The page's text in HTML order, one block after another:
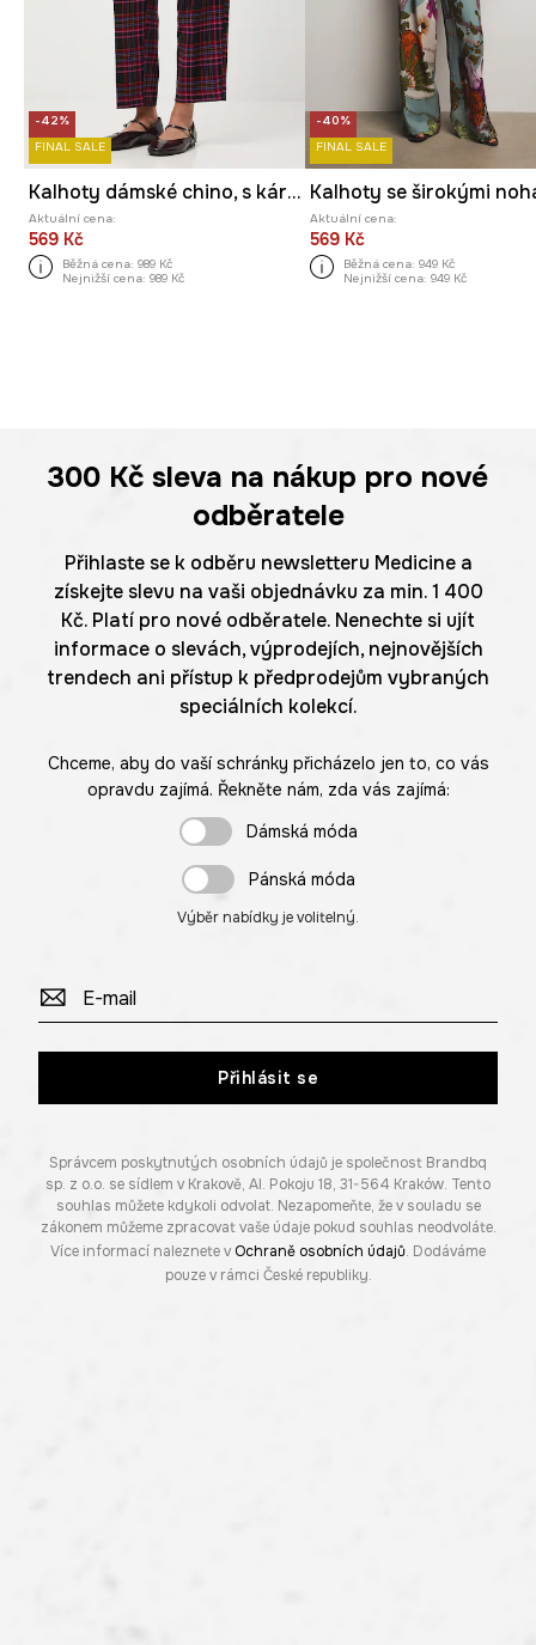
-42%
FINAL SALE
Kalhoty dámské chino, s károvaným vzorem
Aktuální cena:
569 Kč
Běžná cena: 989 Kč
Nejnižší cena: 989 Kč
-40%
FINAL SALE
Aktuální cena:
569 Kč
Běžná cena: 949 Kč
Nejnižší cena: 949 Kč
300 Kč sleva na nákup pro nové
odběratele
Přihlaste se k odběru newsletteru Medicine a
získejte slevu na vaši objednávku za min. 1 400
Kč. Platí pro nové odběratele. Nenechte si ujít
informace o slevách, výprodejích, nejnovějších
trendech ani přístup k předprodejům vybraných
speciálních kolekcí.
Chceme, aby do vaší schránky přicházelo jen to, co vás
opravdu zajímá. Řekněte nám, zda vás zajímá:
Dámská móda
Pánská móda
Výběr nabídky je volitelný.
Přihlásit se
Správcem poskytnutých osobních údajů je společnost Brandbq
sp. z o.o. se sídlem v Krakově, Al. Pokoju 18, 31-564 Kraków. Tento
souhlas můžete kdykoli odvolat. Nezapomeňte, že v souladu se
zákonem můžeme zpracovat vaše údaje pokud souhlas neodvoláte.
Více informací naleznete v Ochraně osobních údajů. Dodáváme
pouze v rámci České republiky.